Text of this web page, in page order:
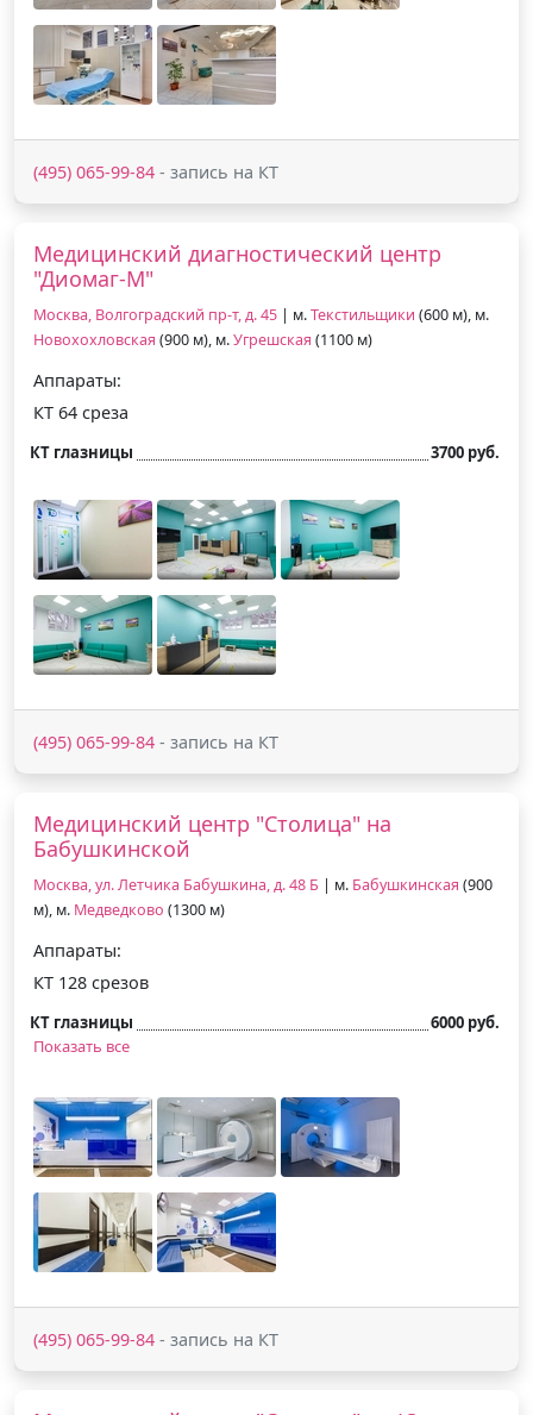
(495) 065-99-84 - запись на КТ
Медицинский диагностический центр
"Диомаг-М"
Москва, Волгоградский пр-т, д. 45 | м.Текстильщики (600 м), м.
Новохохловская (900 м), м.Угрешская (1100 м)
Аппараты:
КТ 64 среза
КТ глазницы 3700 руб.
(495) 065-99-84 - запись на КТ
Медицинский центр "Столица" на
Бабушкинской
Москва, ул. Летчика Бабушкина, д. 48 Б | м. Бабушкинская (900
м), м. Медведково (1300 м)
Аппараты:
КТ 128 срезов
КТ глазницы
6000 руб.
Показать все
(495) 065-99-84 - запись на КТ